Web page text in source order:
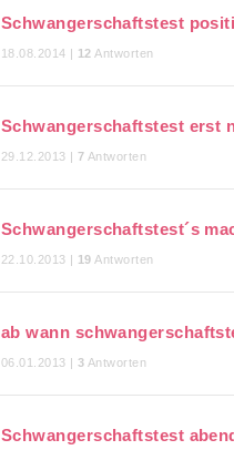
Schwangerschaftstest
18.08.2014 | 12 Antworten
Schwangerschaftstest erst
29.12.2013 | 7 Antworten
Schwangerschaftstest´s
22.10.2013 | 19 Antworten
ab wann
06.01.2013 | 3 Antworten
Schwangerschaftstest